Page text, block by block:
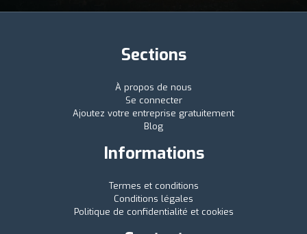
Sections
À propos de nous
Se connecter
Ajoutez votre entreprise gratuitement
Blog
Informations
Termes et conditions
Conditions légales
Politique de confidentialité et cookies